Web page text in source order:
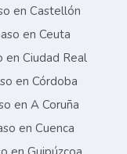
en Castellón
en Ceuta
en Ciudad Real
en Córdoba
en A Coruña
en Cuenca